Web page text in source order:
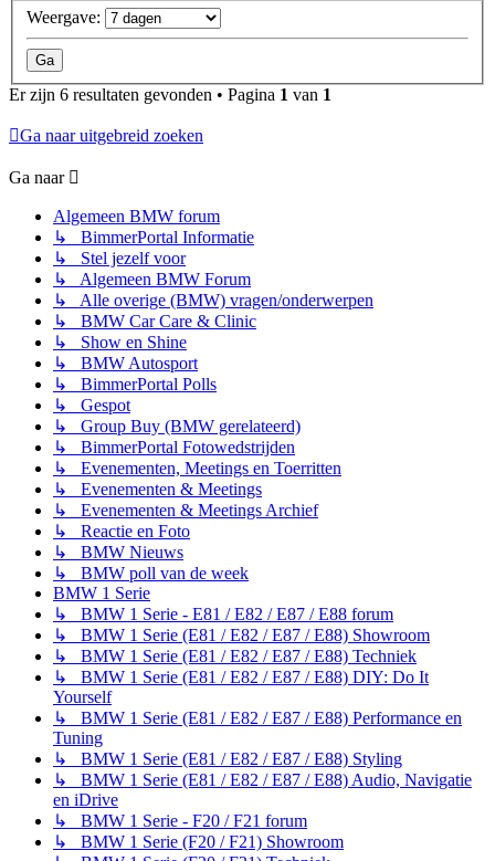
Weergave:
Er zijn 6 resultaten gevonden • Pagina 1 van 1
Ga naar uitgebreid zoeken
Ga naar
Algemeen BMW forum
↳ BimmerPortal Informatie
↳ Stel jezelf voor
↳ Algemeen BMW Forum
↳ Alle overige (BMW) vragen/onderwerpen
↳ BMW Car Care & Clinic
↳ Show en Shine
↳ BMW Autosport
↳ BimmerPortal Polls
↳ Gespot
↳ Group Buy (BMW gerelateerd)
↳ BimmerPortal Fotowedstrijden
↳ Evenementen, Meetings en Toerritten
↳ Evenementen & Meetings
↳ Evenementen & Meetings Archief
↳ Reactie en Foto
↳ BMW Nieuws
↳ BMW poll van de week
BMW 1 Serie
↳ BMW 1 Serie - E81 / E82 / E87 / E88 forum
↳ BMW 1 Serie (E81 / E82 / E87 / E88) Showroom
↳ BMW 1 Serie (E81 / E82 / E87 / E88) Techniek
↳ BMW 1 Serie (E81 / E82 / E87 / E88) DIY: Do It
Yourself
↳ BMW 1 Serie (E81 / E82 / E87 / E88) Performance en
Tuning
↳ BMW 1 Serie (E81 / E82 / E87 / E88) Styling
↳ BMW 1 Serie (E81 / E82 / E87 / E88) Audio, Navigatie
en iDrive
↳ BMW 1 Serie - F20 / F21 forum
↳ BMW 1 Serie (F20 / F21) Showroom